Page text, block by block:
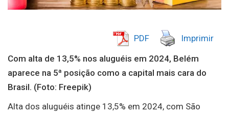
PDF Imprimir
Com alta de 13,5% nos aluguéis em 2024, Belém
aparece na 5ª posição como a capital mais cara do
Brasil. (Foto: Freepik)
Alta dos aluguéis atinge 13,5% em 2024, com São